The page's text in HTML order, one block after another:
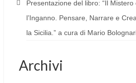
Presentazione del libro: “Il Mistero
l’Inganno. Pensare, Narrare e
la Sicilia.” a cura di Mario
Archivi